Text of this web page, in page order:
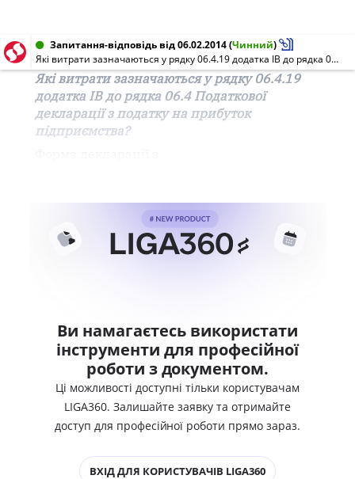
Запитання-відповідь від 06.02.2014(Чинний)
Які витрати зазначаються у рядку 06.4.19 додатка ІВ до рядка 06.4 Податкової декларації з податку на прибуток підприємства?
Які витрати зазначаються у рядку 06.4.19
додатка ІВ до рядка 06.4 Податкової
декларації з податку на прибуток
підприємства?
Ви намагаєтесь використати
інструменти для професійної
роботи з документом.
Ці можливості доступні тільки користувачам
LIGA360. Залишайте заявку та отримайте
доступ для професійної роботи прямо зараз.
ВХІД ДЛЯ КОРИСТУВАЧІВ LIGA360